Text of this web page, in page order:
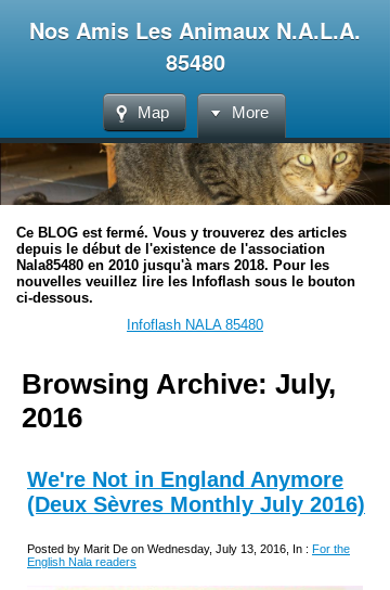
Nos Amis Les Animaux N.A.L.A.
85480
Map More
Ce BLOG est fermé. Vous y trouverez des articles
depuis le début de l'existence de l'association
Nala85480 en 2010 jusqu'à mars 2018. Pour les
nouvelles veuillez lire les Infoflash sous le bouton
ci-dessous.
Infoflash NALA 85480
Browsing Archive: July,
2016
We're Not in England Anymore
(Deux Sèvres Monthly July 2016)
Posted by Marit De on Wednesday, July 13, 2016, In : For the
English Nala readers